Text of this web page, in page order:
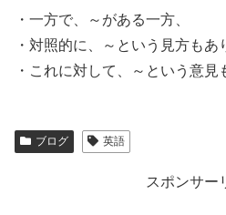
・一方で、～がある一方、
・対照的に、～という見方もあ
・これに対して、～という意見
ブログ 英語
スポンサー